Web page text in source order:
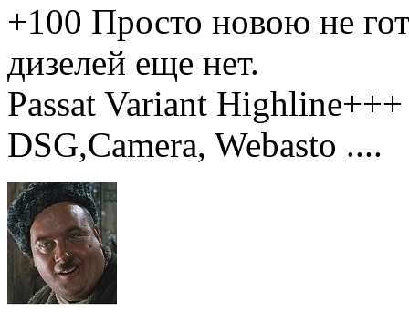
+100 Просто новою не
дизелей еще нет.
Passat Variant
DSG,Camera, Webasto ....